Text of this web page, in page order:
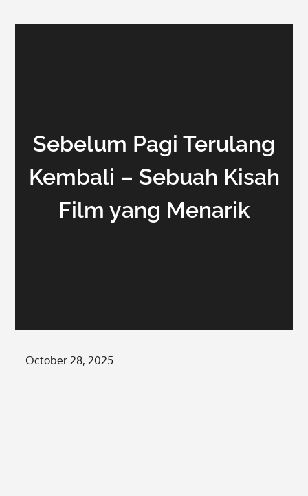
Sebelum Pagi Terulang
Kembali – Sebuah Kisah
Film yang Menarik
Posted
October 28, 2025